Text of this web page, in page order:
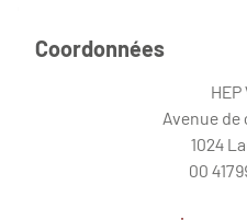
Coordonnées
HEP
Avenue de
1024
00